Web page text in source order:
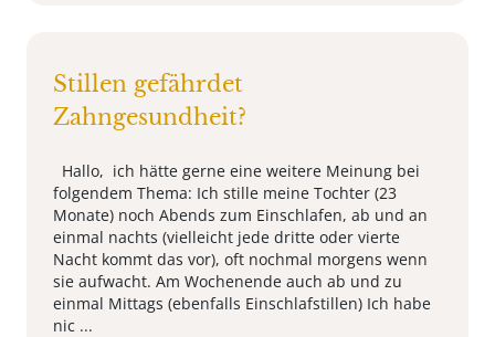
Stillen gefährdet
Zahngesundheit?
Hallo, ich hätte gerne eine weitere Meinung bei
folgendem Thema: Ich stille meine Tochter (23
Monate) noch Abends zum Einschlafen, ab und an
einmal nachts (vielleicht jede dritte oder vierte
Nacht kommt das vor), oft nochmal morgens wenn
sie aufwacht. Am Wochenende auch ab und zu
einmal Mittags (ebenfalls Einschlafstillen) Ich habe
nic ...